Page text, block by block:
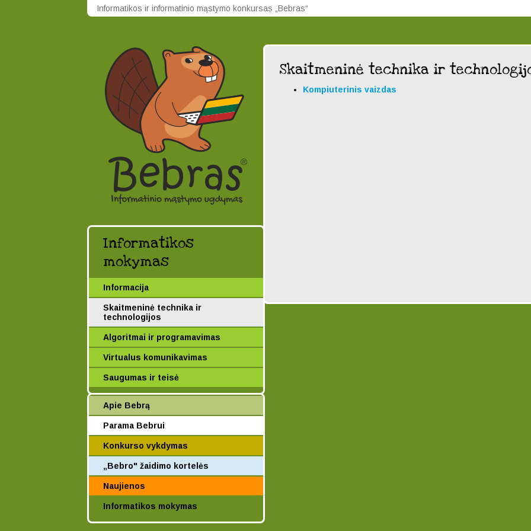
Informatikos ir informatinio mąstymo konkursas „Bebras“
Informatikos
mokymas
Informacija
Skaitmeninė technika ir
technologijos
Algoritmai ir programavimas
Virtualus komunikavimas
Saugumas ir teisė
Apie Bebrą
Parama Bebrui
Konkurso vykdymas
„Bebro" žaidimo kortelės
Naujienos
Informatikos mokymas
Skaitmeninė technika ir
Kompiuterinis vaizdas